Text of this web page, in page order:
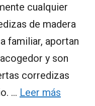
cualquier
de madera
familiar, aportan
y son
corredizas
… Leer más